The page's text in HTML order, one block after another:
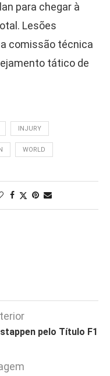
para chegar à
Lesões
comissão técnica
tático de
INJURY
WORLD
pelo Título F1